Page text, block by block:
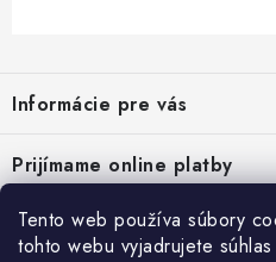
Tento web používa súbory
tohto webu vyjadrujete
p
ä
t
Informácie pre vás
Reklamačný poriadok - formulár
Prijímame online platby
Prihlásenie